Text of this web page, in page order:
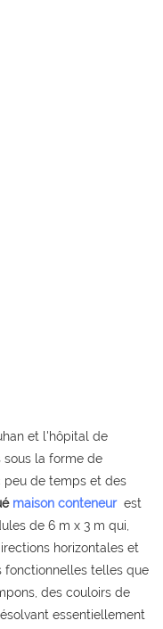
et l'hôpital de
sous la forme de
peu de temps et des
maison conteneur est
de 6 m x 3 m qui,
horizontales et
fonctionnelles telles que
des couloirs de
essentiellement